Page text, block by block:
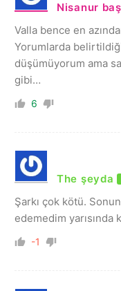
Nisanur
Valla bence en
Yorumlarda
düşümüyorum ama
gibi…
6
The şeyda
Şarkı çok kötü.
edemedim yarısında
-1